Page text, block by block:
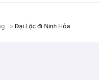
Đại Lộc đi Ninh Hòa